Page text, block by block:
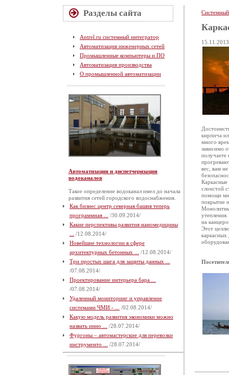
Разделы сайта
Antrel.ru системный интегратор
Автоматизация инженерных сетей
Промышленные компьютеры и ПО
Автоматизация производства
О промышленной автоматизации
Автоматизация и диспетчеризация
водоканалов
Такое определение водоканал имел до начала
развития сетей городского водоснабжения.
Как бизнес центр северная башня теперь
программная ...
/30.09.2014/
Какие перспективы развития наномедицины
/12.08.2014/
Новейшие технологии в сфере
архитектурных бетонных ...
/12.08.2014/
Три простых шага для защиты данных ...
/07.08.2014/
Проектирование интерьера бара ...
/07.08.2014/
Удаленный мониторинг и управление
системами ЧМИ - ...
/02.08.2014/
Какую модель развития экономики можно
назвать инно ...
/28.07.2014/
Фургоны – автомастерские для перевозки
инструменто ...
/28.07.2014/
кирпича
много
зависимо
получаете
вес, вам
Каркасные
слоистой
помощи
покрытие
на
Этот
каркасных